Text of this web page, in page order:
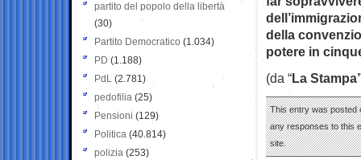
della
potere in
(da “La
This entry was posted
any responses to this
site.
partito del popolo della libertà
(30)
Partito Democratico (1.034)
PD (1.188)
PdL (2.781)
pedofilia (25)
Pensioni (129)
Politica (40.814)
polizia (253)